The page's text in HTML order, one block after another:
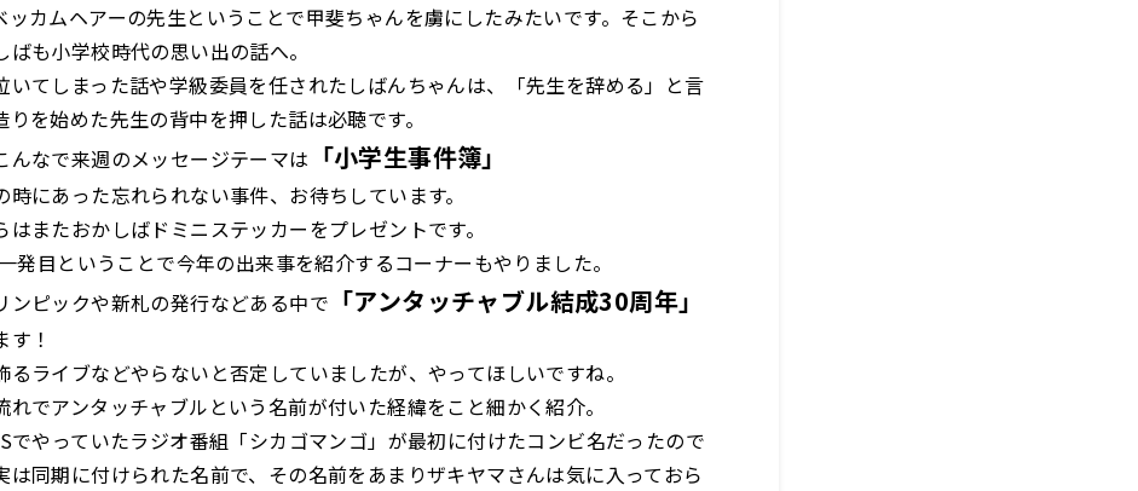
ッカムヘアーの先生ということで甲斐ちゃんを虜にしたみたいです。そこから
ばも小学校時代の思い出の話へ。
いてしまった話や学級委員を任されたしばんちゃんは、「先生を辞める」と言
りを始めた先生の背中を押した話は必聴です。
んなで来週のメッセージテーマは 「小学生事件簿」
時にあった忘れられない事件、お待ちしています。
はまたおかしばドミニステッカーをプレゼントです。
発目ということで今年の出来事を紹介するコーナーもやりました。
ンピックや新札の発行などある中で 「アンタッチャブル結成30周年」
す！
るライブなどやらないと否定していましたが、やってほしいですね。
れでアンタッチャブルという名前が付いた経緯をこと細かく紹介。
でやっていたラジオ番組「シカゴマンゴ」が最初に付けたコンビ名だったので
は同期に付けられた名前で、その名前をあまりザキヤマさんは気に入っておら